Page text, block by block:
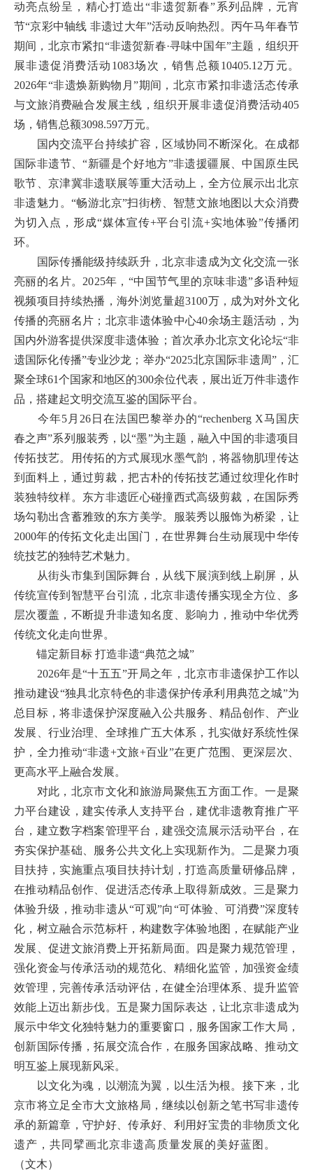
动亮点纷呈，精心打造出“非遗贺新春”系列品牌，元宵
节“京彩中轴线 非遗过大年”活动反响热烈。丙午马年春节
期间，北京市紧扣“非遗贺新春·寻味中国年”主题，组织开
展非遗促消费活动1083场次，销售总额10405.12万元。
2026年“非遗焕新购物月”期间，北京市紧扣非遗活态传承
与文旅消费融合发展主线，组织开展非遗促消费活动405
场，销售总额3098.597万元。
国内交流平台持续扩容，区域协同不断深化。在成都
国际非遗节、“新疆是个好地方”非遗援疆展、中国原生民
歌节、京津冀非遗联展等重大活动上，全方位展示出北京
非遗魅力。“畅游北京”扫街榜、智慧文旅地图以大众消费
为切入点，形成“媒体宣传+平台引流+实地体验”传播闭
环。
国际传播能级持续跃升，北京非遗成为文化交流一张
亮丽的名片。2025年，“中国节气里的京味非遗”多语种短
视频项目持续热播，海外浏览量超3100万，成为对外文化
传播的亮丽名片；北京非遗体验中心40余场主题活动，为
国内外游客提供深度非遗体验；首次承办北京文化论坛“非
遗国际化传播”专业沙龙；举办“2025北京国际非遗周”，汇
聚全球61个国家和地区的300余位代表，展出近万件非遗作
品，搭建起文明交流互鉴的国际平台。
今年5月26日在法国巴黎举办的“rechenberg X马国庆
春之声”系列服装秀，以“墨”为主题，融入中国的非遗项目
传拓技艺。用传拓的方式展现水墨气韵，将器物肌理传达
到面料上，通过剪裁，把古朴的传拓技艺通过纹理化作时
装独特纹样。东方非遗匠心碰撞西式高级剪裁，在国际秀
场勾勒出含蓄雅致的东方美学。服装秀以服饰为桥梁，让
2000年的传拓文化走出国门，在世界舞台生动展现中华传
统技艺的独特艺术魅力。
从街头市集到国际舞台，从线下展演到线上刷屏，从
传统宣传到智慧平台引流，北京非遗传播实现全方位、多
层次覆盖，不断提升非遗知名度、影响力，推动中华优秀
传统文化走向世界。
锚定新目标 打造非遗“典范之城”
2026年是“十五五”开局之年，北京市非遗保护工作以
推动建设“独具北京特色的非遗保护传承利用典范之城”为
总目标，将非遗保护深度融入公共服务、精品创作、产业
发展、行业治理、全球推广五大体系，扎实做好系统性保
护，全力推动“非遗+文旅+百业”在更广范围、更深层次、
更高水平上融合发展。
对此，北京市文化和旅游局聚焦五方面工作。一是聚
力平台建设，建实传承人支持平台，建优非遗教育推广平
台，建立数字档案管理平台，建强交流展示活动平台，在
夯实保护基础、服务公共文化上实现新作为。二是聚力项
目扶持，实施重点项目扶持计划，打造高质量研修品牌，
在推动精品创作、促进活态传承上取得新成效。三是聚力
体验升级，推动非遗从“可观”向“可体验、可消费”深度转
化，树立融合示范标杆，构建数字体验地图，在赋能产业
发展、促进文旅消费上开拓新局面。四是聚力规范管理，
强化资金与传承活动的规范化、精细化监管，加强资金绩
效管理，完善传承活动评估，在健全治理体系、提升监管
效能上迈出新步伐。五是聚力国际表达，让北京非遗成为
展示中华文化独特魅力的重要窗口，服务国家工作大局，
创新国际传播，拓展交流合作，在服务国家战略、推动文
明互鉴上展现新风采。
以文化为魂，以潮流为翼，以生活为根。接下来，北
京市将立足全市大文旅格局，继续以创新之笔书写非遗传
承的新篇章，守护好、传承好、利用好宝贵的非物质文化
遗产，共同擘画北京非遗高质量发展的美好蓝图。
（文木）